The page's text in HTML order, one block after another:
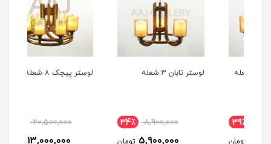
لوستر تابان 3 شعله
8,900,000 34٪
5,900,000 تومان
لوستر پیچک 8 شعله
20,500,000 37٪
13,000,000 تومان